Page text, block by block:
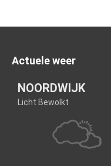
Actuele weer
NOORDWIJK
Licht Bewolkt